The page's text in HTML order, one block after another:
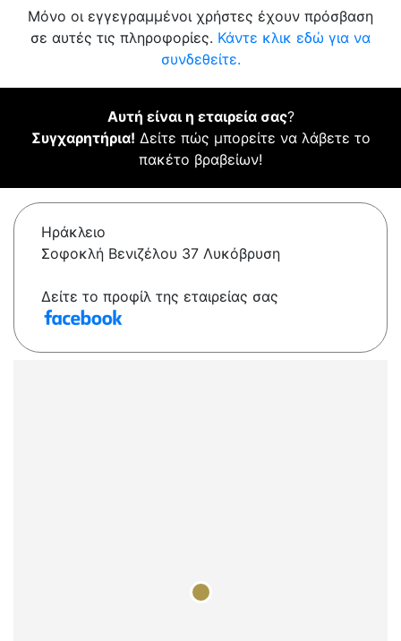
Μόνο οι εγγεγραμμένοι χρήστες έχουν πρόσβαση
σε αυτές τις πληροφορίες. Κάντε κλικ εδώ για να
συνδεθείτε.
Αυτή είναι η εταιρεία σας?
Συγχαρητήρια! Δείτε πώς μπορείτε να λάβετε το
πακέτο βραβείων!
Ηράκλειο
Σοφοκλή Βενιζέλου 37 Λυκόβρυση
Δείτε το προφίλ της εταιρείας σας